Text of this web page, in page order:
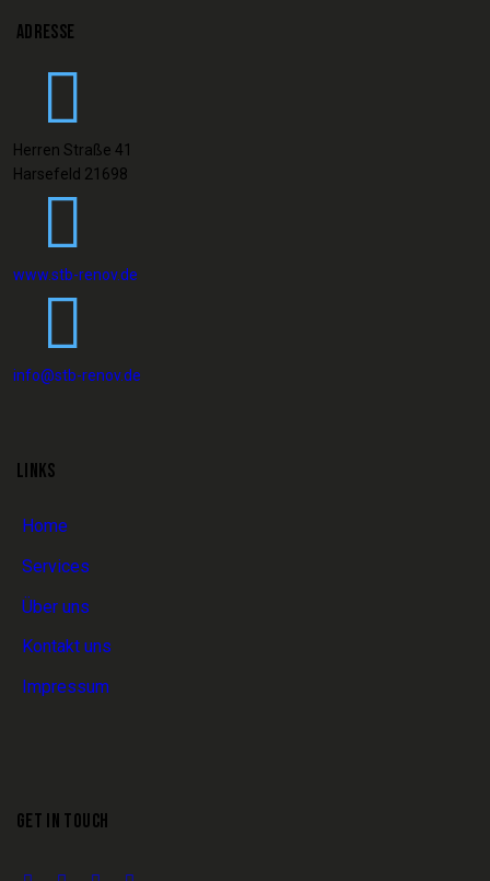
ADRESSE
Herren Straße 41
Harsefeld 21698
www.stb-renov.de
info@stb-renov.de
LINKS
Home
Services
Über uns
Kontakt uns
Impressum
GET IN TOUCH